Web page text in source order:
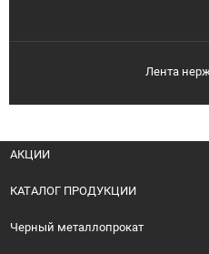
Лента
АКЦИИ
КАТАЛОГ ПРОДУКЦИИ
Черный металлопрокат